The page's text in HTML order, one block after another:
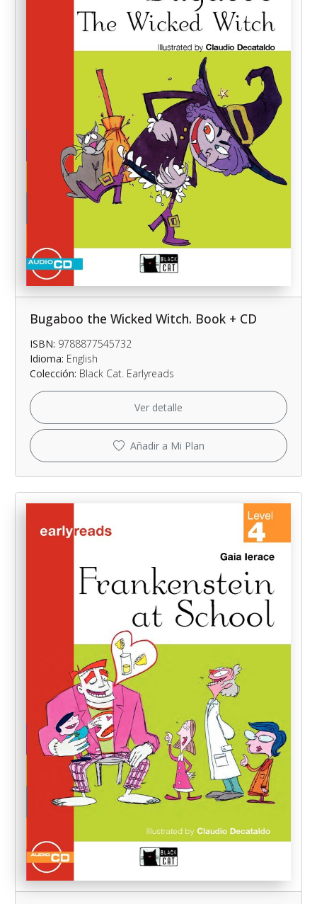
Bugaboo the Wicked Witch. Book + CD
ISBN: 9788877545732
Idioma: English
Colección: Black Cat. Earlyreads
Ver detalle
Añadir a Mi Plan